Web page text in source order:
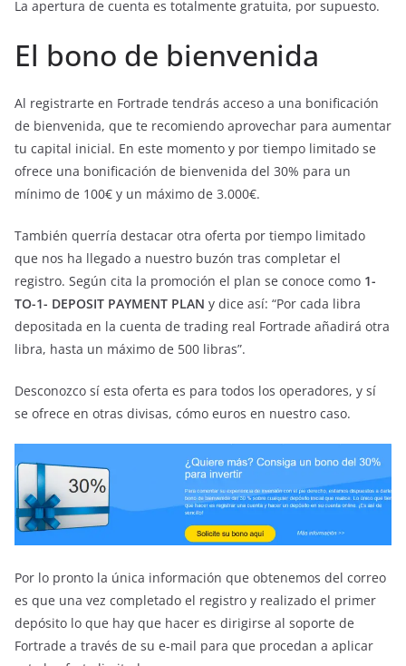
La apertura de cuenta es totalmente gratuita, por supuesto.
El bono de bienvenida
Al registrarte en Fortrade tendrás acceso a una bonificación
de bienvenida, que te recomiendo aprovechar para aumentar
tu capital inicial. En este momento y por tiempo limitado se
ofrece una bonificación de bienvenida del 30% para un
mínimo de 100€ y un máximo de 3.000€.
También querría destacar otra oferta por tiempo limitado
que nos ha llegado a nuestro buzón tras completar el
registro. Según cita la promoción el plan se conoce como 1-
TO-1- DEPOSIT PAYMENT PLAN y dice así: “Por cada libra
depositada en la cuenta de trading real Fortrade añadirá otra
libra, hasta un máximo de 500 libras”.
Desconozco sí esta oferta es para todos los operadores, y sí
se ofrece en otras divisas, cómo euros en nuestro caso.
Por lo pronto la única información que obtenemos del correo
es que una vez completado el registro y realizado el primer
depósito lo que hay que hacer es dirigirse al soporte de
Fortrade a través de su e-mail para que procedan a aplicar